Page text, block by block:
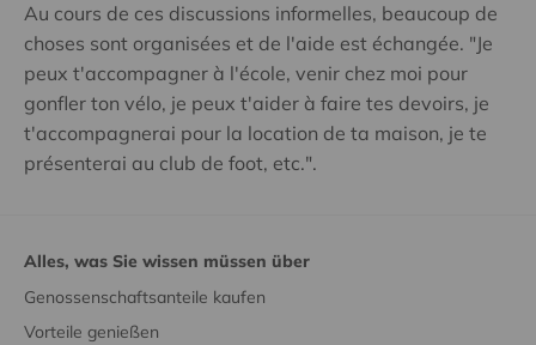
Au cours de ces discussions informelles, beaucoup de
choses sont organisées et de l'aide est échangée. "Je
peux t'accompagner à l'école, venir chez moi pour
gonfler ton vélo, je peux t'aider à faire tes devoirs, je
t'accompagnerai pour la location de ta maison, je te
présenterai au club de foot, etc.".
Alles, was Sie wissen müssen über
Genossenschaftsanteile kaufen
Vorteile genießen